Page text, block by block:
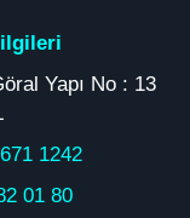
Yapı No : 13
1242
01 80